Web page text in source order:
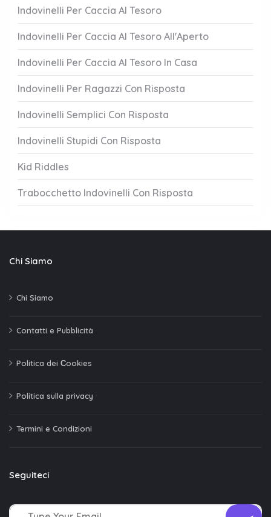
Indovinelli Per Caccia Al Tesoro
Indovinelli Per Caccia Al Tesoro All'Aperto
Indovinelli Per Caccia Al Tesoro In Casa
Indovinelli Per Ragazzi Con Risposta
Indovinelli Semplici Con Risposta
Indovinelli Stupidi Con Risposta
Kid Riddles
Trabocchetto Indovinelli Con Risposta
Chi Siamo
Chi Siamo
Contatti e Pubblicità
Politica dei Сookies
Politica sulla privacy
Termini e Condizioni
Seguiteci